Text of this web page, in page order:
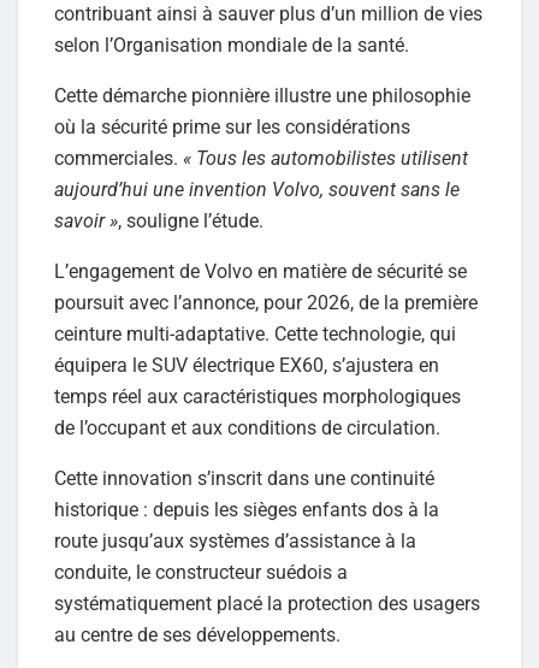
contribuant ainsi à sauver plus d’un million de vies
selon l’Organisation mondiale de la santé.
Cette démarche pionnière illustre une philosophie
où la sécurité prime sur les considérations
commerciales. « Tous les automobilistes utilisent
aujourd’hui une invention Volvo, souvent sans le
savoir », souligne l’étude.
L’engagement de Volvo en matière de sécurité se
poursuit avec l’annonce, pour 2026, de la première
ceinture multi-adaptative. Cette technologie, qui
équipera le SUV électrique EX60, s’ajustera en
temps réel aux caractéristiques morphologiques
de l’occupant et aux conditions de circulation.
Cette innovation s’inscrit dans une continuité
historique : depuis les sièges enfants dos à la
route jusqu’aux systèmes d’assistance à la
conduite, le constructeur suédois a
systématiquement placé la protection des usagers
au centre de ses développements.